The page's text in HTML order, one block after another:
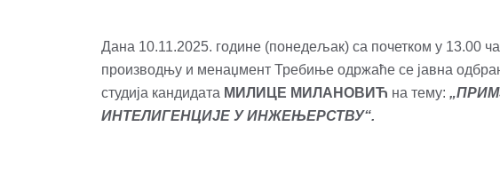
Дана 10.11.2025. године (понедељак) са почетком у 13.00
производњу и менаџмент Требиње одржаће се јавна
студија кандидата МИЛИЦЕ МИЛАНОВИЋ на тему:
ИНТЕЛИГЕНЦИЈЕ У ИНЖЕЊЕРСТВУ“.